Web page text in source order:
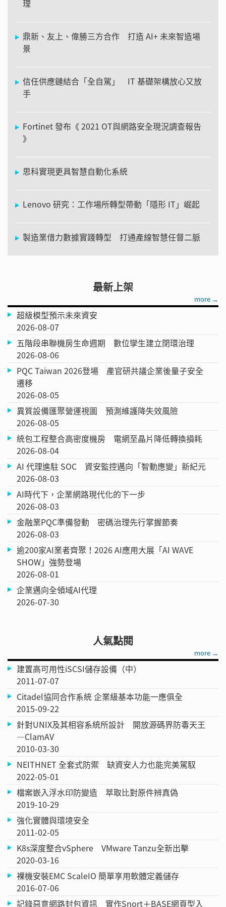
理
鼎新、友上、偉勝三方合作 打造 AI+ 未來智造場
景
信任供應鏈結合「全自駕」 IT 基礎架構放心又放
手
Fortinet 發布《 2021 OT與網路安全現況調查報告
》
思科實現更具智慧自動化系統
Lenovo 研究：工作場所轉型帶動「隱形 IT」崛起
製造業借力數據實踐轉型 打通產線智慧任督二脈
最新上架
more →
超級模型預示未來資安
2026-08-07
五階段串聯機房生命週期 數位孿生建立閉環治理
2026-08-06
PQC Taiwan 2026登場 產官研共議企業後量子安全
遷移
2026-08-05
異質設備匯聚營運視圖 預測維護降失效風險
2026-08-05
統包工程整合高密度機房 電網至晶片降低轉換損耗
2026-08-04
AI 代理進駐 SOC 資安監控邁向「智動應變」新紀元
2026-08-03
AI時代下，企業網路現代化的下一步
2026-08-03
金融業PQC準備發動 密碼治理先行掌握節奏
2026-08-03
逾200家AI業者齊聚！2026 AI應用大展「AI WAVE
SHOW」強勢登場
2026-08-01
企業邁向全領域AI代理
2026-07-30
人氣點閱
more →
建置高可用性iSCSI儲存設備（中）
2011-07-07
Citadel協同合作系統 企業級基本功能一應俱全
2015-09-22
針對UNIX及其相容系統所設計 開放源碼界防毒天王
—ClamAV
2010-03-30
NEITHNET 全套式防禦 缺資安人力也能完美駕馭
2022-05-01
檔案嵌入浮水印防變造 萃取比對原件辨真偽
2019-10-29
強化實體與環境安全
2011-02-05
K8s深度整合vSphere VMware Tanzu全新出擊
2020-03-16
裸機安裝EMC ScaleIO 簡單享用軟體定義儲存
2016-07-06
記錄惡意網路封包資訊 實作Snort＋BASE網頁型入